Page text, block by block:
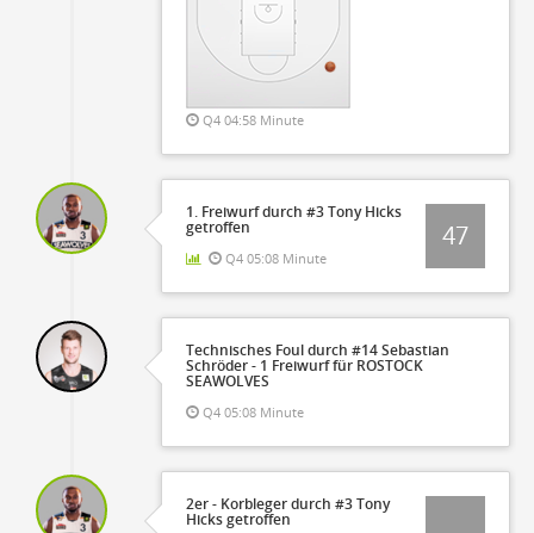
Q4 04:58 Minute
1. Freiwurf durch #3 Tony Hicks
getroffen
Q4 05:08 Minute
47
Technisches Foul durch #14 Sebastian
Schröder - 1 Freiwurf für ROSTOCK
SEAWOLVES
Q4 05:08 Minute
2er - Korbleger durch #3 Tony
Hicks getroffen